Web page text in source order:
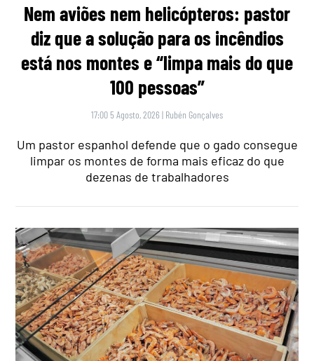
Nem aviões nem helicópteros: pastor
diz que a solução para os incêndios
está nos montes e “limpa mais do que
100 pessoas”
17:00 5 Agosto, 2026 | Rubén Gonçalves
Um pastor espanhol defende que o gado consegue
limpar os montes de forma mais eficaz do que
dezenas de trabalhadores